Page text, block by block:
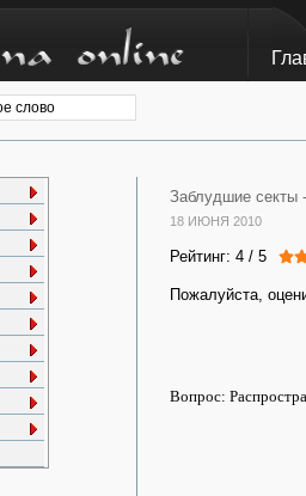
Заблудшие секты -
18 ИЮНЯ 2010
Рейтинг: 4 / 5
Пожалуйста,
Вопрос: